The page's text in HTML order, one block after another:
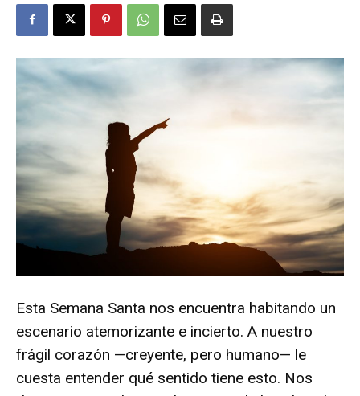
Esta Semana Santa nos encuentra habitando un
escenario atemorizante e incierto. A nuestro
frágil corazón —creyente, pero humano— le
cuesta entender qué sentido tiene esto. Nos